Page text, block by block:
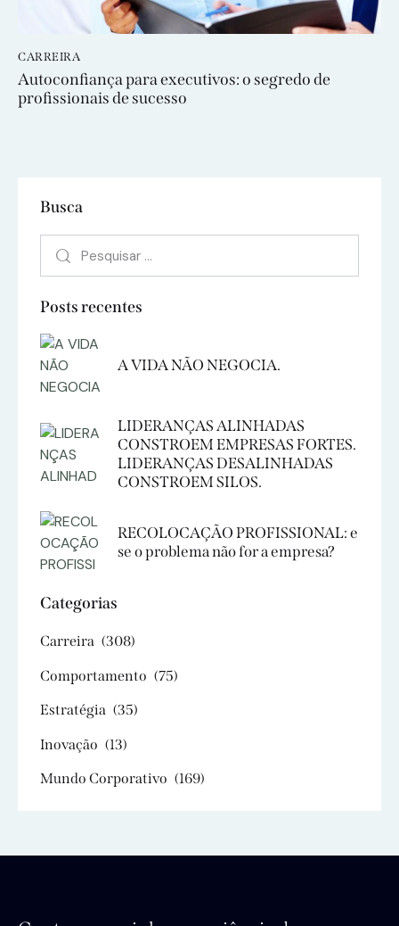
CARREIRA
Autoconfiança para executivos: o segredo de
profissionais de sucesso
Busca
Posts recentes
A VIDA NÃO NEGOCIA.
LIDERANÇAS ALINHADAS
CONSTROEM EMPRESAS FORTES.
LIDERANÇAS DESALINHADAS
CONSTROEM SILOS.
RECOLOCAÇÃO PROFISSIONAL: e
se o problema não for a empresa?
Categorias
Carreira (308)
Comportamento (75)
Estratégia (35)
Inovação (13)
Mundo Corporativo (169)